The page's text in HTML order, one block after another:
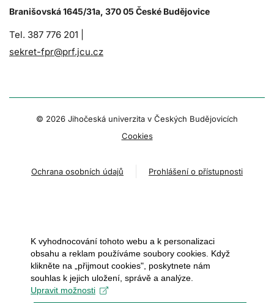
Branišovská 1645/31a, 370 05 České Budějovice
Tel. 387 776 201 |
sekret-fpr@prf.jcu.cz
© 2026 Jihočeská univerzita v Českých Budějovicích
Cookies
Ochrana osobních údajů Prohlášení o přístupnosti
K vyhodnocování tohoto webu a k personalizaci
obsahu a reklam používáme soubory cookies. Když
klikněte na „přijmout cookies", poskytnete nám
souhlas k jejich uložení, správě a analýze.
Upravit možnosti